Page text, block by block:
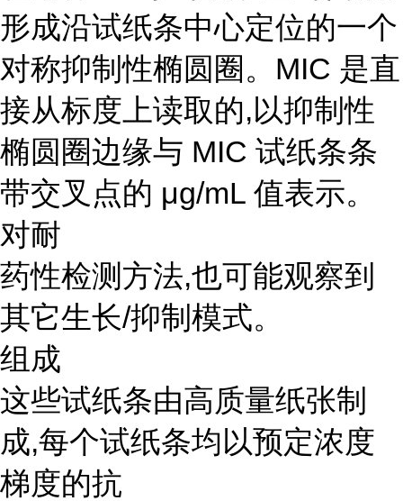
形成沿试纸条中心定位的一个
对称抑制性椭圆圈。MIC 是直
接从标度上读取的,以抑制性
椭圆圈边缘与 MIC 试纸条条
带交叉点的 μg/mL 值表示。
对耐
药性检测方法,也可能观察到
其它生长/抑制模式。
组成
这些试纸条由高质量纸张制
成,每个试纸条均以预定浓度
梯度的抗